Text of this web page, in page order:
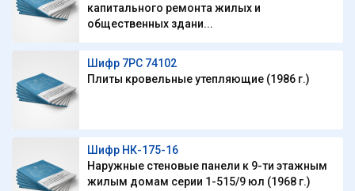
капитального ремонта жилых и
общественных здани...
Шифр 7РС 74102
Плиты кровельные утепляющие (1986 г.)
Шифр НК-175-16
Наружные стеновые панели к 9-ти этажным
жилым домам серии 1-515/9 юл (1968 г.)